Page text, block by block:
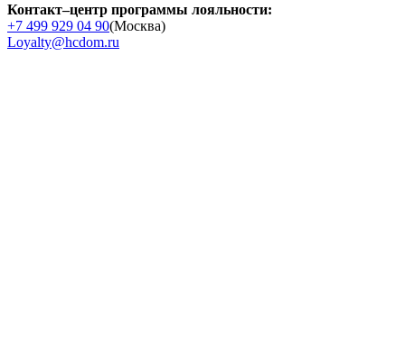
Контакт–центр программы лояльности:
+7 499 929 04 90(Москва)
Loyalty@hcdom.ru